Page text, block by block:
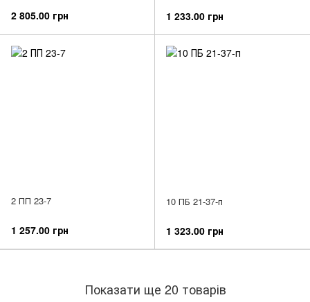
2 805.00 грн 1 233.00 грн
2 ПП 23-7
1 257.00 грн
10 ПБ 21-37-п
1 323.00 грн
Показати ще 20 товарів